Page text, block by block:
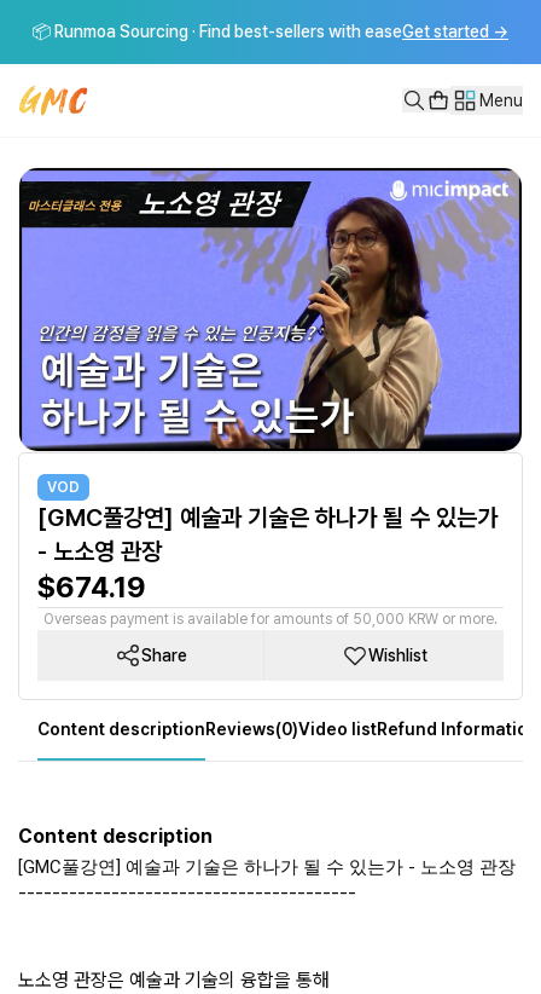
[GMC풀강연] 예술과 기술은 하나가 될 수 있는가 - 노소영 관장
📦 Runmoa Sourcing · Find best-sellers with easeGet started →
Menu
VOD
[GMC풀강연] 예술과 기술은 하나가 될 수 있는가
- 노소영 관장
$674.19
Overseas payment is available for amounts of 50,000 KRW or more.
Share Wishlist
Content descriptionReviews(0)Video listRefund Information
Content description
[GMC풀강연] 예술과 기술은 하나가 될 수 있는가 - 노소영 관장
----------------------------------------
노소영 관장은 예술과 기술의 융합을 통해